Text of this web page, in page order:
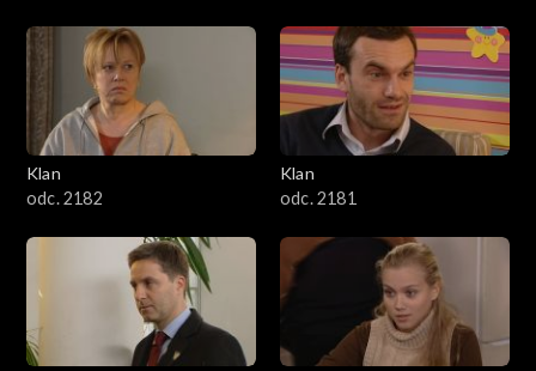
1501–1600
1401–1500
1301–1400
1201–1300
1101–1200
1001–1100
Klan
odc. 2182
Klan
odc. 2181